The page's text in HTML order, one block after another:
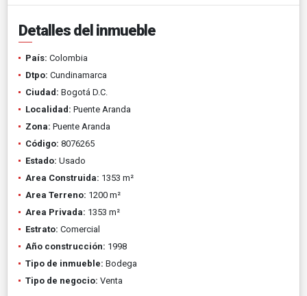
Detalles del inmueble
País: Colombia
Dtpo: Cundinamarca
Ciudad: Bogotá D.C.
Localidad: Puente Aranda
Zona: Puente Aranda
Código: 8076265
Estado: Usado
Area Construida: 1353 m²
Area Terreno: 1200 m²
Area Privada: 1353 m²
Estrato: Comercial
Año construcción: 1998
Tipo de inmueble: Bodega
Tipo de negocio: Venta